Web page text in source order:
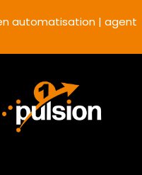
automatisation | agent